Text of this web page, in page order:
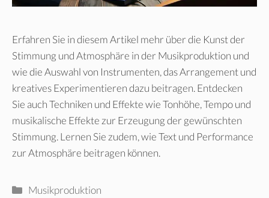
Erfahren Sie in diesem Artikel mehr über die Kunst der
Stimmung und Atmosphäre in der Musikproduktion und
wie die Auswahl von Instrumenten, das Arrangement und
kreatives Experimentieren dazu beitragen. Entdecken
Sie auch Techniken und Effekte wie Tonhöhe, Tempo und
musikalische Effekte zur Erzeugung der gewünschten
Stimmung. Lernen Sie zudem, wie Text und Performance
zur Atmosphäre beitragen können.
Kategorien
Musikproduktion